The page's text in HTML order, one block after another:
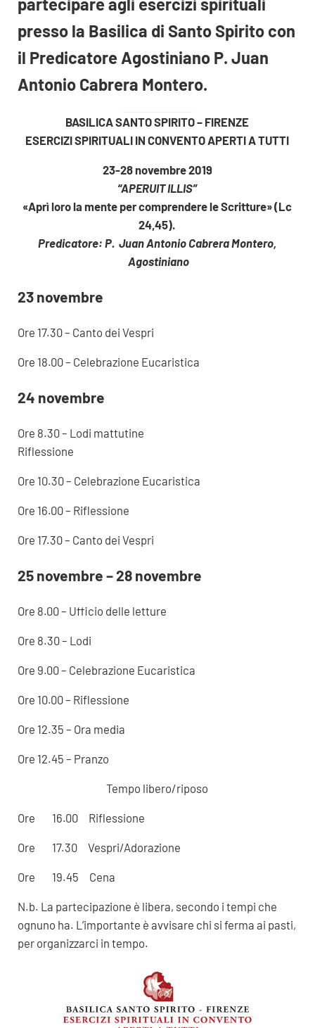
presso la Basilica di Santo Spirito con
il Predicatore Agostiniano P. Juan
Antonio Cabrera Montero.
BASILICA SANTO SPIRITO – FIRENZE
ESERCIZI SPIRITUALI IN CONVENTO APERTI A TUTTI
23-28 novembre 2019
“APERUIT ILLIS”
«Aprì loro la mente per comprendere le Scritture» (Lc
24,45).
Predicatore: P. Juan Antonio Cabrera Montero,
Agostiniano
23 novembre
Ore 17.30 – Canto dei Vespri
Ore 18.00 – Celebrazione Eucaristica
24 novembre
Ore 8.30 – Lodi mattutine
Riflessione
Ore 10.30 – Celebrazione Eucaristica
Ore 16.00 – Riflessione
Ore 17.30 – Canto dei Vespri
25 novembre – 28 novembre
Ore 8.00 – Ufficio delle letture
Ore 8.30 – Lodi
Ore 9.00 – Celebrazione Eucaristica
Ore 10.00 – Riflessione
Ore 12.35 – Ora media
Ore 12.45 – Pranzo
Tempo libero/riposo
Ore 16.00 Riflessione
Ore 17.30 Vespri/Adorazione
Ore 19.45 Cena
N.b. La partecipazione è libera, secondo i tempi che
ognuno ha. L’importante è avvisare chi si ferma ai pasti,
per organizzarci in tempo.